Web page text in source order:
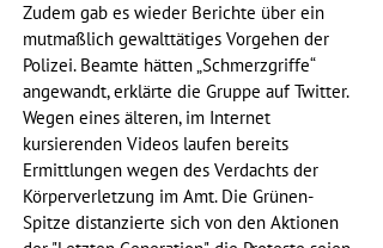
Zudem gab es wieder Berichte über ein
mutmaßlich gewalttätiges Vorgehen der
Polizei. Beamte hätten „Schmerzgriffe“
angewandt, erklärte die Gruppe auf Twitter.
Wegen eines älteren, im Internet
kursierenden Videos laufen bereits
Ermittlungen wegen des Verdachts der
Körperverletzung im Amt. Die Grünen-
Spitze distanzierte sich von den Aktionen